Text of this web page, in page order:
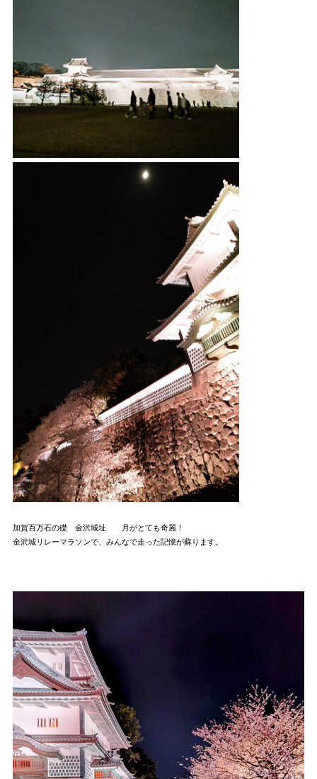
加賀百万石の礎 金沢城址 月がとても奇麗！
金沢城リレーマラソンで、みんなで走った記憶が蘇ります。